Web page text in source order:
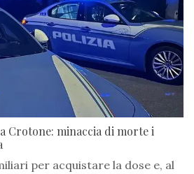
Crotone: minaccia di morte i
per acquistare la dose e, al